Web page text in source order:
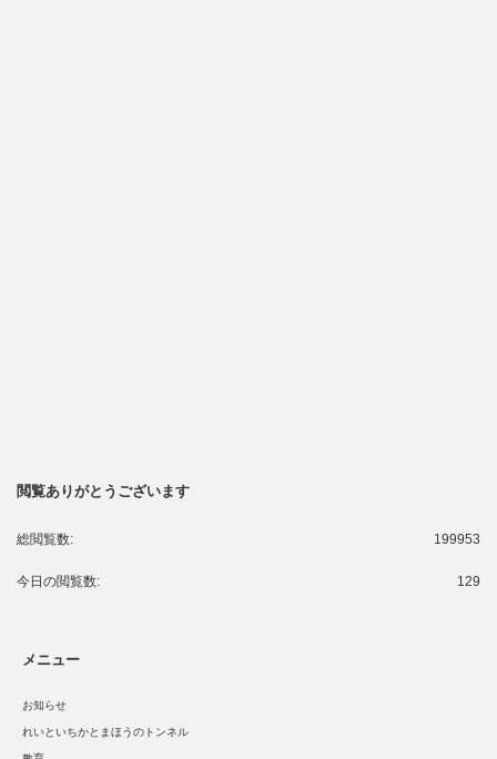
閲覧ありがとうございます
199953
総閲覧数:
129
今日の閲覧数:
メニュー
お知らせ
れいといちかとまほうのトンネル